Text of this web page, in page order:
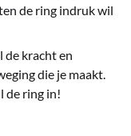
de ring indruk wil
de kracht en
die je maakt.
de ring in!